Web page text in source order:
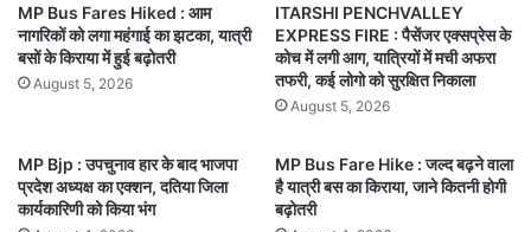
MP Bus Fares Hiked : आम
नागरिकों को लगा महंगाई का झटका, यात्री
बसों के किराया में हुई बढ़ोतरी
August 5, 2026
ITARSHI PENCHVALLEY
EXPRESS FIRE : पैसेंजर एक्सप्रेस के
कोच में लगी आग, यात्रियों में मची अफरा
तफरी, कई लोगो को सुरक्षित निकाला
August 5, 2026
MP Bjp : उपचुनाव हार के बाद भाजपा
प्रदेश अध्यक्ष का एक्शन, दतिया जिला
कार्यकारिणी को किया भंग
MP Bus Fare Hike : जल्द बढ़ने वाला
है यात्री बस का किराया, जाने कितनी होगी
बढ़ोतरी